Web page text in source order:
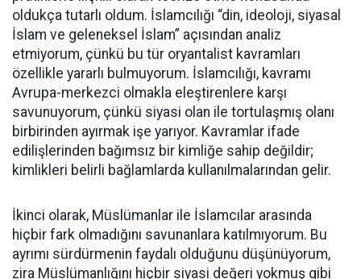
oldukça tutarlı oldum. İslamcılığı “din, ideoloji, siyasal
İslam ve geleneksel İslam” açısından analiz
etmiyorum, çünkü bu tür oryantalist kavramları
özellikle yararlı bulmuyorum. İslamcılığı, kavramı
Avrupa-merkezci olmakla eleştirenlere karşı
savunuyorum, çünkü siyasi olan ile tortulaşmış olanı
birbirinden ayırmak işe yarıyor. Kavramlar ifade
edilişlerinden bağımsız bir kimliğe sahip değildir;
kimlikleri belirli bağlamlarda kullanılmalarından gelir.
İkinci olarak, Müslümanlar ile İslamcılar arasında
hiçbir fark olmadığını savunanlara katılmıyorum. Bu
ayrımı sürdürmenin faydalı olduğunu düşünüyorum,
zira Müslümanlığını hiçbir siyasi değeri yokmuş gibi